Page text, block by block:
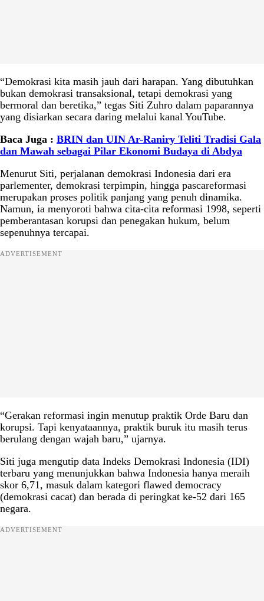
“Demokrasi kita masih jauh dari harapan. Yang dibutuhkan
bukan demokrasi transaksional, tetapi demokrasi yang
bermoral dan beretika,” tegas Siti Zuhro dalam paparannya
yang disiarkan secara daring melalui kanal YouTube.
Baca Juga : BRIN dan UIN Ar-Raniry Teliti Tradisi Gala
dan Mawah sebagai Pilar Ekonomi Budaya di Abdya
Menurut Siti, perjalanan demokrasi Indonesia dari era
parlementer, demokrasi terpimpin, hingga pascareformasi
merupakan proses politik panjang yang penuh dinamika.
Namun, ia menyoroti bahwa cita-cita reformasi 1998, seperti
pemberantasan korupsi dan penegakan hukum, belum
sepenuhnya tercapai.
ADVERTISEMENT
“Gerakan reformasi ingin menutup praktik Orde Baru dan
korupsi. Tapi kenyataannya, praktik buruk itu masih terus
berulang dengan wajah baru,” ujarnya.
Siti juga mengutip data Indeks Demokrasi Indonesia (IDI)
terbaru yang menunjukkan bahwa Indonesia hanya meraih
skor 6,71, masuk dalam kategori flawed democracy
(demokrasi cacat) dan berada di peringkat ke-52 dari 165
negara.
ADVERTISEMENT